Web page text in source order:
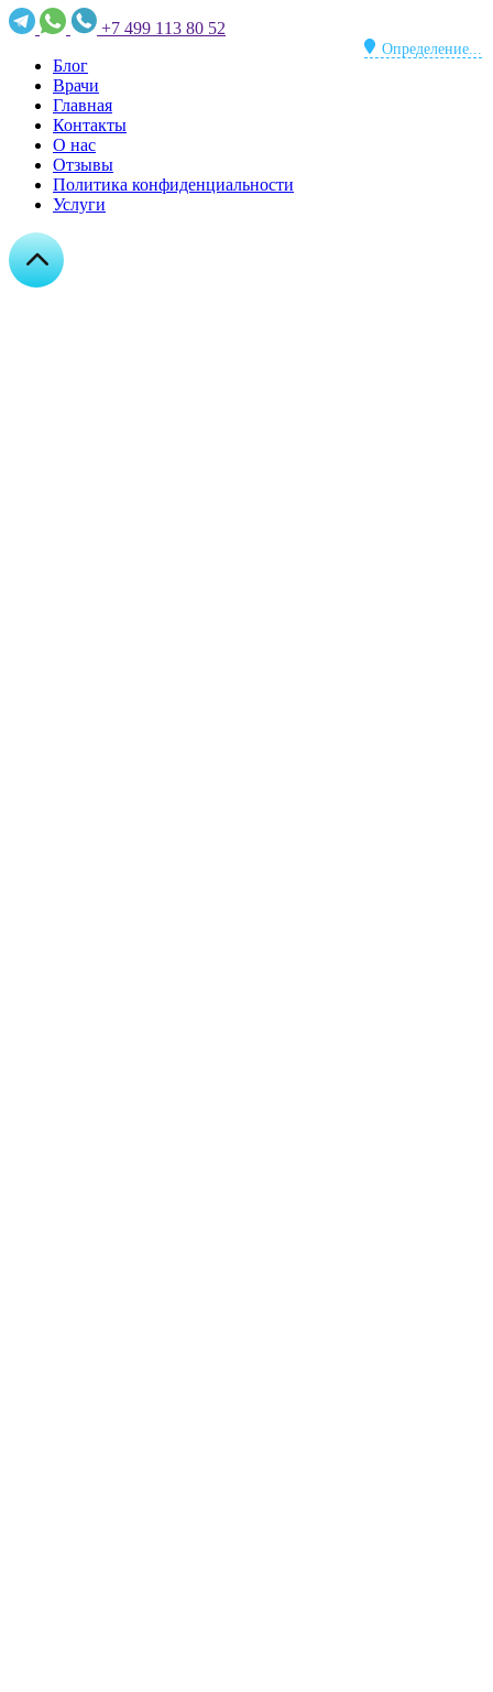
+7 499 113 80 52
Определение...
Блог
Врачи
Главная
Контакты
О нас
Отзывы
Политика конфиденциальности
Услуги